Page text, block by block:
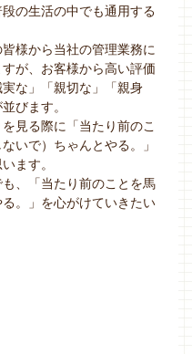
の生活の中でも通用する
様から当社の管理業務に
が、お客様から高い評価
な」「親切な」「親身
びます。
見る際に「当たり前のこ
いで）ちゃんとやる。」
ます。
も、「当たり前のことを馬
。」を心がけていきたい